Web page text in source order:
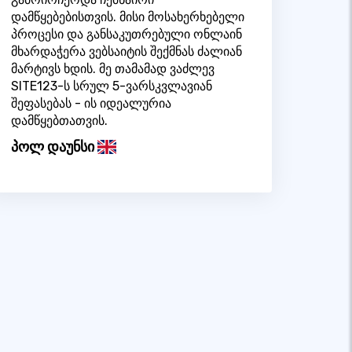
დამწყებებისთვის. მისი მოსახერხებელი
პროცესი და განსაკუთრებული ონლაინ
მხარდაჭერა ვებსაიტის შექმნას ძალიან
მარტივს ხდის. მე თამამად ვაძლევ
SITE123-ს სრულ 5-ვარსკვლავიან
შეფასებას - ის იდეალურია
დამწყებთათვის.
პოლ დაუნსი